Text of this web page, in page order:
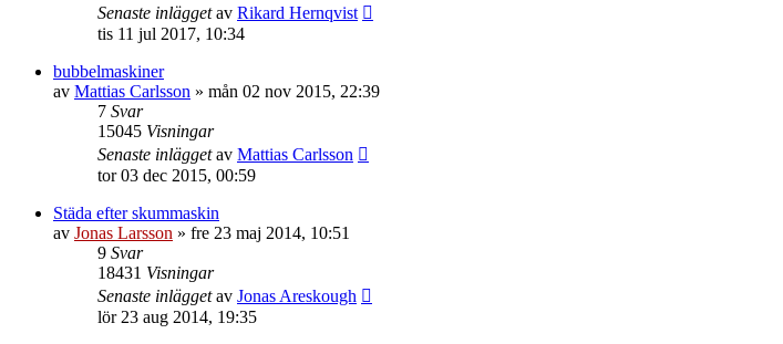
Senaste inläggetav Rikard Hernqvist
tis 11 jul 2017, 10:34
bubbelmaskiner
av Mattias Carlsson » mån 02 nov 2015, 22:39
7 Svar
15045 Visningar
Senaste inläggetav Mattias Carlsson
tor 03 dec 2015, 00:59
Städa efter skummaskin
av Jonas Larsson » fre 23 maj 2014, 10:51
9 Svar
18431 Visningar
Senaste inläggetav Jonas Areskough
lör 23 aug 2014, 19:35